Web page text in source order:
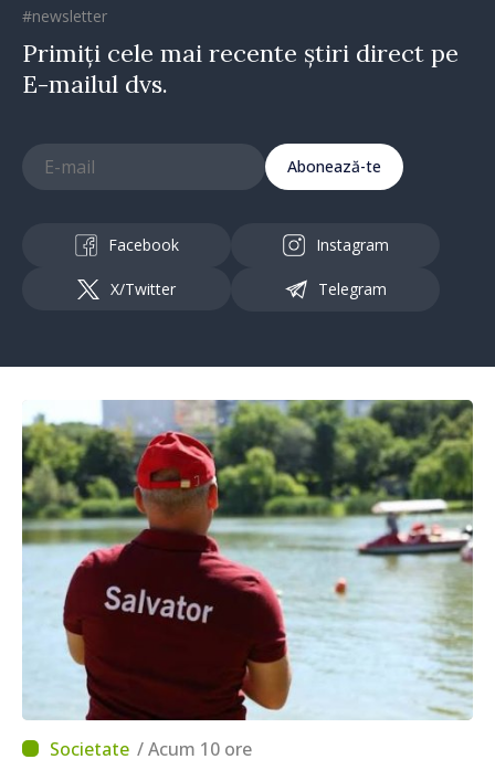
#newsletter
Primiți cele mai recente știri direct pe
E-mailul dvs.
Abonează-te
Facebook Instagram
X/Twitter Telegram
/ Acum 10 ore